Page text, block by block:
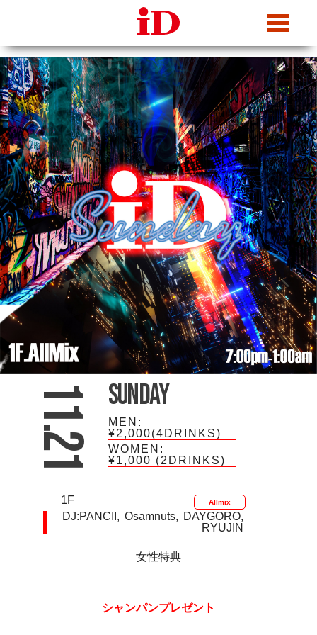
11.21 Sunday
MEN:
¥2,000(4DRINKS)
WOMEN:
¥1,000 (2DRINKS)
1F Allmix
DJ:PANCII Osamnuts
DAYGORO
RYUJIN
女性特典
シャンパンプレゼント